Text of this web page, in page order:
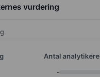
vurdering
Antal analytikere
-